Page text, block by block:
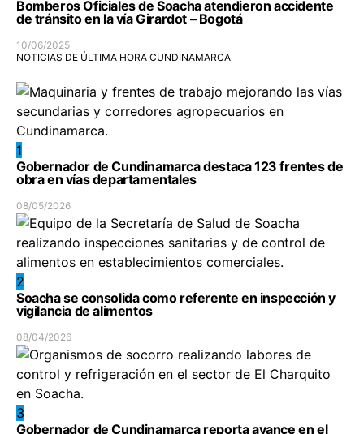
Bomberos Oficiales de Soacha atendieron accidente
de tránsito en la vía Girardot – Bogotá
10/06/2025
NOTICIAS DE ÚLTIMA HORA CUNDINAMARCA
1
Gobernador de Cundinamarca destaca 123 frentes de
obra en vías departamentales
08/05/2026
2
Soacha se consolida como referente en inspección y
vigilancia de alimentos
08/04/2026
3
Gobernador de Cundinamarca reporta avance en el